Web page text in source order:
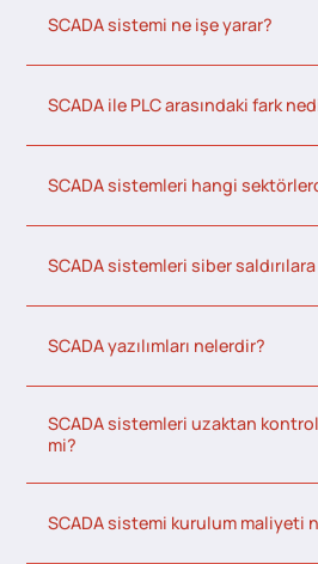
SCADA sistemi ne işe yarar?
SCADA ile PLC arasındaki fark
SCADA sistemleri hangi
SCADA sistemleri siber saldırılara
SCADA yazılımları nelerdir?
SCADA sistemleri uzaktan
mi?
SCADA sistemi kurulum maliyeti